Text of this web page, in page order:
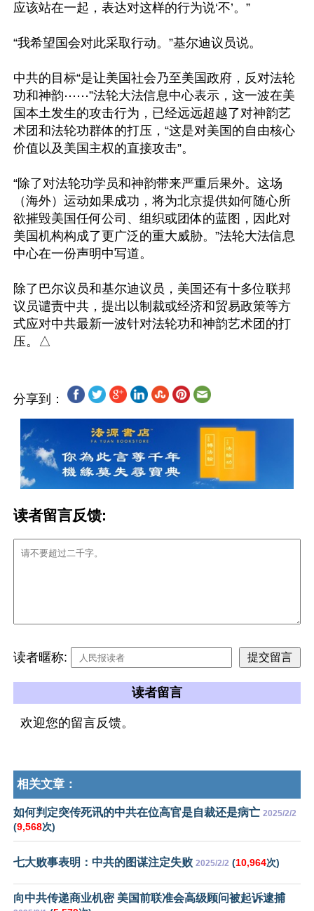
应该站在一起，表达对这样的行为说‘不’。”
“我希望国会对此采取行动。”基尔迪议员说。
中共的目标“是让美国社会乃至美国政府，反对法轮
功和神韵⋯⋯”法轮大法信息中心表示，这一波在美
国本土发生的攻击行为，已经远远超越了对神韵艺
术团和法轮功群体的打压，“这是对美国的自由核心
价值以及美国主权的直接攻击”。
“除了对法轮功学员和神韵带来严重后果外。这场
（海外）运动如果成功，将为北京提供如何随心所
欲摧毁美国任何公司、组织或团体的蓝图，因此对
美国机构构成了更广泛的重大威胁。”法轮大法信息
中心在一份声明中写道。
除了巴尔议员和基尔迪议员，美国还有十多位联邦
议员谴责中共，提出以制裁或经济和贸易政策等方
式应对中共最新一波针对法轮功和神韵艺术团的打
分享到：
读者留言反馈:
读者暱称:
读者留言
欢迎您的留言反馈。
相关文章：
如何判定突传死讯的中共在位高官是自裁还是病亡 2025/2/2
(9,568次)
七大败事表明：中共的图谋注定失败 2025/2/2 (10,964次)
向中共传递商业机密 美国前联准会高级顾问被起诉逮捕